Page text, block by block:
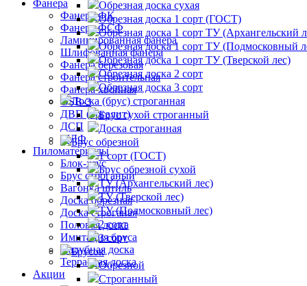
Фанера
Фанера ФК
Фанера ФСФ
Ламинированная фанера
Шлифованная фанера
Фанера березовая
Фанера строительная
Фанера хвойная
OSB-3
ДВП (оргалит)
ДСП
МДФ
Пиломатериалы
Блок-хаус
Брус строганый
Вагонка штиль
Доска обрезная
Доска строганая
Половая доска
Имитация бруса
Палубная доска
Террасная доска
Акции
Обрезная доска сухая
Обрезная доска 1 сорт (ГОСТ)
Обрезная доска 1 сорт ТУ (Архангельский
Обрезная доска 1 сорт ТУ (Подмосковный
Обрезная доска 1 сорт ТУ (Тверской лес)
Обрезная доска 2 сорт
Обрезная доска 3 сорт
Доска (брус) строганная
Брус сухой строганный
Доска строганная
Брус обрезной
1 сорт (ГОСТ)
Брус обрезной сухой
ТУ (Архангельский лес)
ТУ (Тверской лес)
ТУ (Подмосковный лес)
2 сорт
3 сорт
Брусок
Обрезной
Строганный